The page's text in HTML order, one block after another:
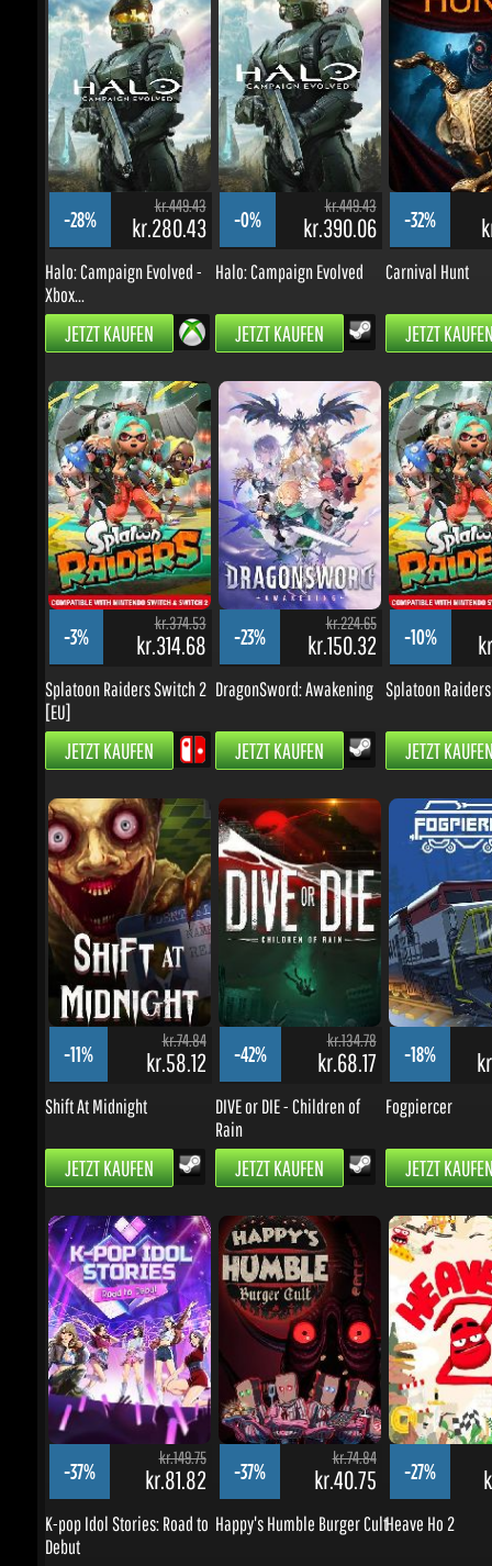
-28%
kr.449.43
kr.280.43
Halo: Campaign Evolved -
Xbox...
JETZT KAUFEN
-0%
kr.449.43
kr.390.06
Halo: Campaign Evolved
JETZT KAUFEN
-32%
Carnival Hunt
JETZT KAUFEN
-3%
kr.374.53
kr.314.68
Splatoon Raiders Switch 2
[EU]
JETZT KAUFEN
-23%
kr.224.65
kr.150.32
DragonSword: Awakening
JETZT KAUFEN
-10%
Splatoon Raiders
JETZT KAUFEN
-11%
kr.74.84
kr.58.12
Shift At Midnight
JETZT KAUFEN
-42%
kr.134.78
kr.68.17
DIVE or DIE - Children of
Rain
JETZT KAUFEN
-18%
Fogpiercer
JETZT KAUFEN
-37%
kr.149.75
kr.81.82
K-pop Idol Stories: Road to
Debut
JETZT KAUFEN
-37%
kr.74.84
kr.40.75
Happy's Humble Burger Cult
JETZT KAUFEN
-27%
Heave Ho 2
JETZT KAUFEN
SCHNÄPPCHEN